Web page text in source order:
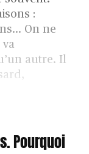
:
On ne
va
autre. Il
Pourquoi